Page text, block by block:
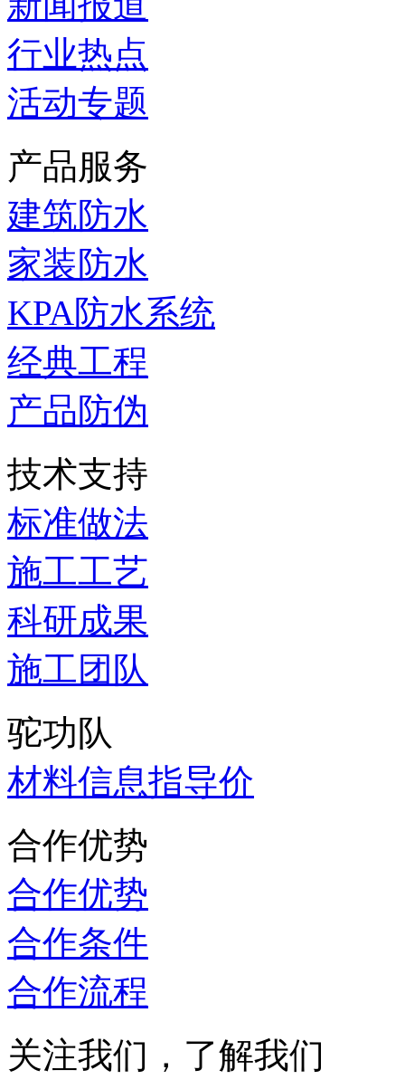
行业热点
活动专题
产品服务
建筑防水
家装防水
KPA防水系统
经典工程
产品防伪
技术支持
标准做法
施工工艺
科研成果
施工团队
驼功队
材料信息指导价
合作优势
合作优势
合作条件
合作流程
关注我们，了解我们